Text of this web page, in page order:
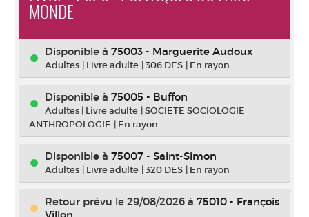
MONDE
Disponible à 75003 - Marguerite Audoux
Adultes | Livre adulte |306 DES | En rayon
Disponible à 75005 - Buffon
Adultes | Livre adulte |SOCIETE SOCIOLOGIE
ANTHROPOLOGIE | En rayon
Disponible à 75007 - Saint-Simon
Adultes | Livre adulte |320 DES | En rayon
Retour prévu le 29/08/2026 à 75010 - François